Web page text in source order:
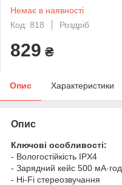
Немає в наявності
Код: 818
Роздріб
829 ₴
Опис Характеристики
Опис
Ключові особливості:
- Вологостійкість IPX4
- Зарядний кейс 500 мА·год
- Hi-Fi стереозвучання